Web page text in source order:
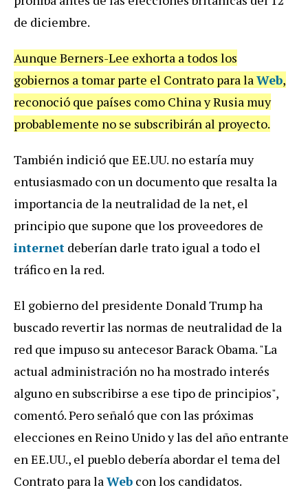
de diciembre.
Aunque Berners-Lee exhorta a todos los
gobiernos a tomar parte el Contrato para laWeb,
reconoció que países como China y Rusia muy
probablemente no se subscribirán al proyecto.
También indició que EE.UU. no estaría muy
entusiasmado con un documento que resalta la
importancia de la neutralidad de la net, el
principio que supone que los proveedores de
internet deberían darle trato igual a todo el
tráfico en la red.
El gobierno del presidente Donald Trump ha
buscado revertir las normas de neutralidad de la
red que impuso su antecesor Barack Obama. "La
actual administración no ha mostrado interés
alguno en subscribirse a ese tipo de principios",
comentó. Pero señaló que con las próximas
elecciones en Reino Unido y las del año entrante
en EE.UU., el pueblo debería abordar el tema del
Contrato para laWeb con los candidatos.